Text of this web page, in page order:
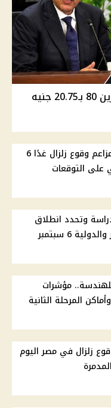
أسعار الوقود في مصر اليوم .. بنزين 80 بـ20.75 جنيه
البحوث الفلكية تحسم مزاعم وقوع زلزال غدًا 6
التوقعات
وتحدد انطلاق
و87.9% للهندسة.. مؤشرات
زلزال في مصر اليوم